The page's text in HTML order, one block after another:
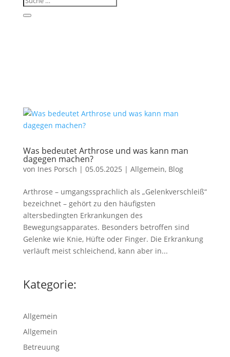
Was bedeutet Arthrose und was kann man
dagegen machen?
von Ines Porsch | 05.05.2025 | Allgemein, Blog
Arthrose – umgangssprachlich als „Gelenkverschleiß“
bezeichnet – gehört zu den häufigsten
altersbedingten Erkrankungen des
Bewegungsapparates. Besonders betroffen sind
Gelenke wie Knie, Hüfte oder Finger. Die Erkrankung
verläuft meist schleichend, kann aber in...
Kategorie:
Allgemein
Allgemein
Betreuung